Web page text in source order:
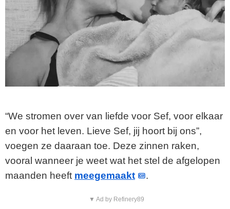
“We stromen over van liefde voor Sef, voor elkaar
en voor het leven. Lieve Sef, jij hoort bij ons”,
voegen ze daaraan toe. Deze zinnen raken,
vooral wanneer je weet wat het stel de afgelopen
maanden heeft meegemaakt .
▼ Ad by Refinery89